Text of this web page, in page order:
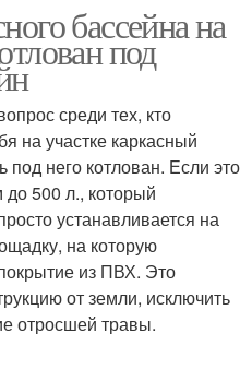
Площадки под бассейн
бассейна на
под
среди тех, кто
на участке каркасный
под него котлован. Если это
500 л., который
устанавливается на
на которую
из ПВХ. Это
от земли, исключить
отросшей травы.